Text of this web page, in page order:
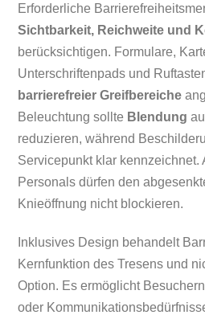
Erforderliche
Sichtbarkeit, Reichweite und
berücksichtigen. Formulare,
Unterschriftenpads und
barrierefreier Greifbereiche
Beleuchtung sollte Blendung
reduzieren, während
Servicepunkt klar kennzeichnet.
Personals dürfen den
Knieöffnung nicht blockieren.
Inklusives Design behandelt
Kernfunktion des Tresens und
Option. Es ermöglicht
oder